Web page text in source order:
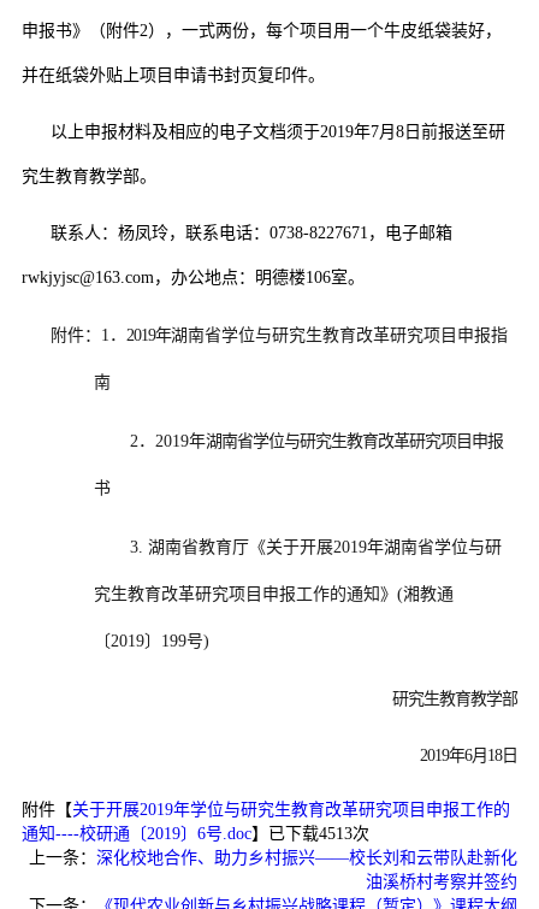
申报书》（附件2），一式两份，每个项目用一个牛皮纸袋装好，
并在纸袋外贴上项目申请书封页复印件。
以上申报材料及相应的电子文档须于2019年7月 8日前报送至研
究生教育教学部。
联系人：杨凤玲，联系电话： 0738-8227671 ，电子邮箱
rwkjyjsc@163.com，办公地点：明德楼106室。
附件： 1 ． 2019年湖南省学位与研究生教育改革研究项目申报指
南
2． 2019年湖南省学位与研究生教育改革研究项目申报
书
3. 湖南省教育厅《关于开展2019年湖南省学位与研
究生教育改革研究项目申报工作的通知》 (湘教通
〔2019〕 199号)
研究生教育教学部
2019年6月 18日
附件【关于开展2019年学位与研究生教育改革研究项目申报工作的
通知----校研通〔2019〕6号.doc】已下载4513次
上一条：深化校地合作、助力乡村振兴——校长刘和云带队赴新化
油溪桥村考察并签约